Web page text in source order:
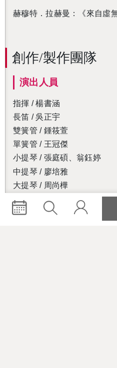
赫穆特．拉赫曼：《來自虛
創作/製作團隊
演出人員
指揮 / 楊書涵
長笛 / 吳正宇
雙簧管 / 鍾筱萱
單簧管 / 王冠傑
小提琴 / 張庭碩、翁鈺婷
中提琴 / 廖培雅
大提琴 / 周尚樺
低音提琴 / 黃意然
豎琴 / 曾韋晴